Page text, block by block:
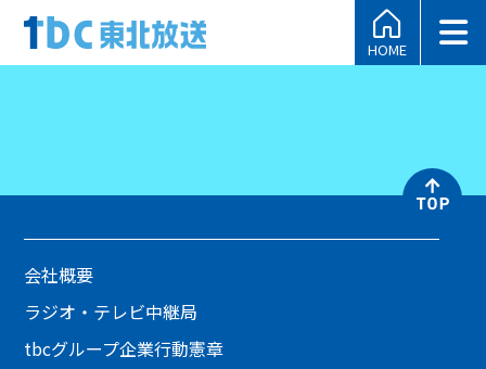
HOME
会社概要
ラジオ・テレビ中継局
tbcグループ企業行動憲章